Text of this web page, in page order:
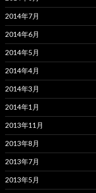
2014年7月
2014年6月
2014年5月
2014年4月
2014年3月
2014年1月
2013年11月
2013年8月
2013年7月
2013年5月